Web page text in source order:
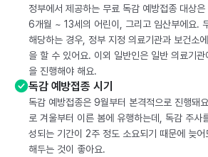
정부에서 제공하는 무료 독감 예방접종 대상
6개월 ~ 13세의 어린이, 그리고 임산부에요.
해당하는 경우, 정부 지정 의료기관과 보건소
을 할 수 있어요. 이외 일반인은 일반 의료기
을 진행해야 해요.
독감 예방접종 시기
독감 예방접종은 9월부터 본격적으로 진행돼
로 겨울부터 이른 봄에 유행하는데, 독감 주사
성되는 기간이 2주 정도 소요되기 때문에 늦어
해두는 것이 좋아요.